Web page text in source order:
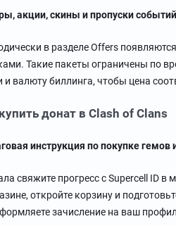
акции, скины и пропуски событий
в разделе Offers
Такие пакеты ограничены по
и валюту биллинга, чтобы цена
донат в Clash of Clans
инструкция по покупке гемов
свяжите прогресс с Supercell ID
откройте корзину и
зачисление на ваш